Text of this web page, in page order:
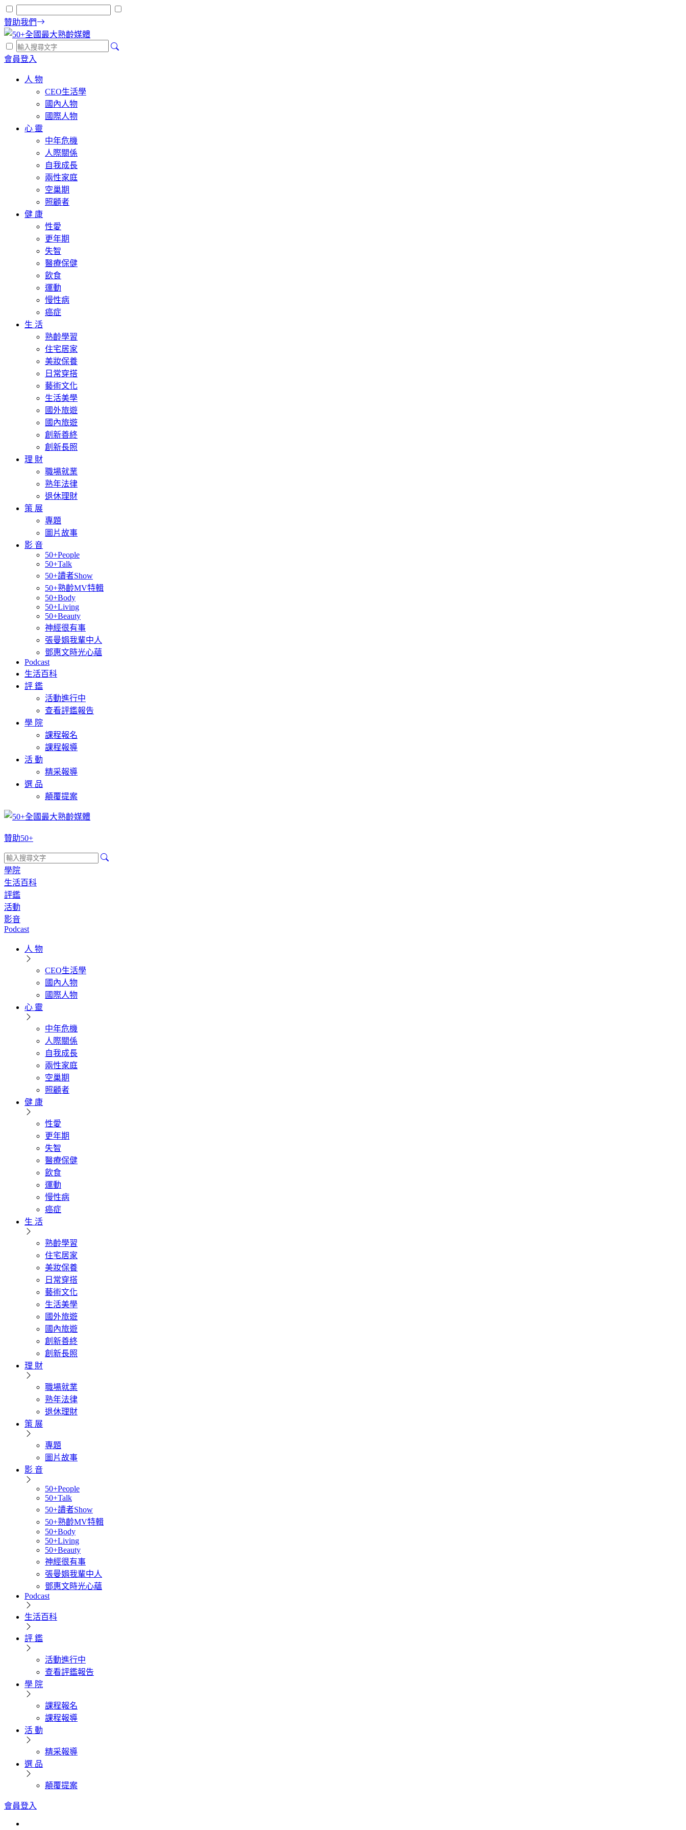
贊助我們
會員登入
人 物
CEO生活學
國內人物
國際人物
心 靈
中年危機
人際關係
自我成長
兩性家庭
空巢期
照顧者
健 康
性愛
更年期
失智
醫療保健
飲食
運動
慢性病
癌症
生 活
熟齡學習
住宅居家
美妝保養
日常穿搭
藝術文化
生活美學
國外旅遊
國內旅遊
創新善終
創新長照
理 財
職場就業
熟年法律
退休理財
策 展
專題
圖片故事
影 音
50+People
50+Talk
50+讀者Show
50+熟齡MV特輯
50+Body
50+Living
50+Beauty
神經很有事
張曼娟我輩中人
鄧惠文時光心蘊
Podcast
生活百科
評 鑑
活動進行中
查看評鑑報告
學 院
課程報名
課程報導
活 動
精采報導
選 品
顛覆提案
贊助50+
學院
生活百科
評鑑
活動
影音
Podcast
人 物
CEO生活學
國內人物
國際人物
心 靈
中年危機
人際關係
自我成長
兩性家庭
空巢期
照顧者
健 康
性愛
更年期
失智
醫療保健
飲食
運動
慢性病
癌症
生 活
熟齡學習
住宅居家
美妝保養
日常穿搭
藝術文化
生活美學
國外旅遊
國內旅遊
創新善終
創新長照
理 財
職場就業
熟年法律
退休理財
策 展
專題
圖片故事
影 音
50+People
50+Talk
50+讀者Show
50+熟齡MV特輯
50+Body
50+Living
50+Beauty
神經很有事
張曼娟我輩中人
鄧惠文時光心蘊
Podcast
生活百科
評 鑑
活動進行中
查看評鑑報告
學 院
課程報名
課程報導
活 動
精采報導
選 品
顛覆提案
會員登入